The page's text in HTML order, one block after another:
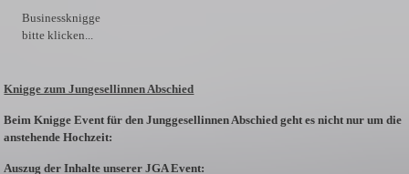
Businessknigge
bitte klicken...
Knigge zum Jungesellinnen Abschied
Beim Knigge Event für den Junggesellinnen Abschied geht es nicht nur um die
anstehende Hochzeit:
Auszug der Inhalte unserer JGA Event: